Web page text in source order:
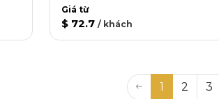
Giá từ
$ 72.7 / khách
1 2 3